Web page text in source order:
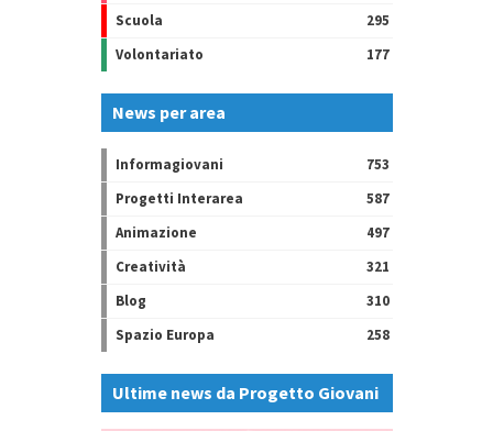
Scuola
295
Volontariato
177
News per area
Informagiovani
753
Progetti Interarea
587
Animazione
497
Creatività
321
Blog
310
Spazio Europa
258
Ultime news da Progetto Giovani